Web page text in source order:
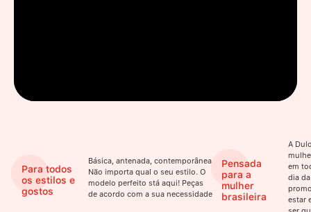
Para todos
os estilos e
gostos
Básica, antenada, contemporânea.
Não importa qual o seu estilo. O
modelo perfeito stá aqui! Peças
de acordo com a sua necessidade
Pensada
para a
mulher
brasileira
A
em
dia
estar